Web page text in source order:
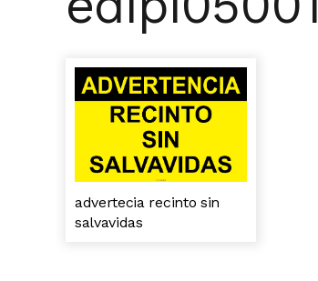
advertecia recinto sin
salvavidas